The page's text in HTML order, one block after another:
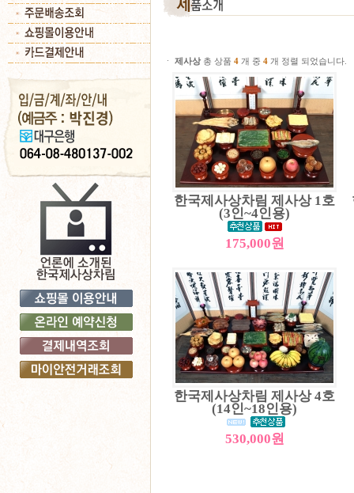
ㆍ 제사상 총 상품 4 개 중 4 개 정렬 되었습니다.
한국제사상차림 제사상 1호
(3인~4인용)
175,000원
한국제사상차림 제사상 4호
(14인~18인용)
530,000원